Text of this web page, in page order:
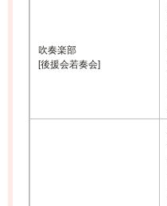
吹奏楽部
[後援会若奏会]